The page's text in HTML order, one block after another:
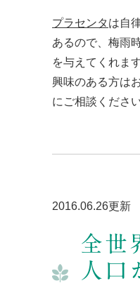
プラセンタは自
あるので、梅雨
を与えてくれます
興味のある方は
にご相談ください
2016.06.26更新
全世
人口